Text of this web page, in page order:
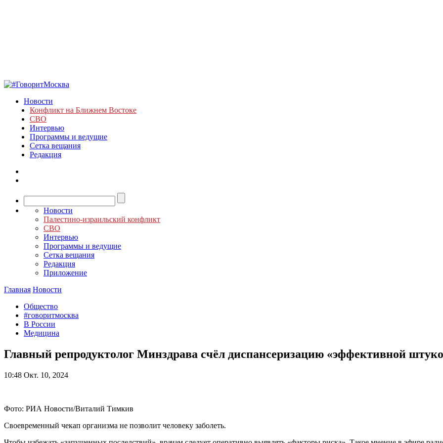
Новости
Конфликт на Ближнем Востоке
СВО
Интервью
Программы и ведущие
Сетка вещания
Редакция
Новости
Палестино-израильский конфликт
СВО
Интервью
Программы и ведущие
Сетка вещания
Редакция
Приложение
Главная Новости
Общество
#говоритмосква
В России
Медицина
Главный репродуктолог Минздрава счёл диспансеризацию «эффективной
10:48 Окт. 10, 2024
Фото: РИА Новости/Виталий Тимкив
Своевременный чекап организма не позволит человеку заболеть.